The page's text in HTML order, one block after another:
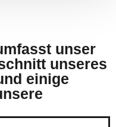
unser
unseres
einige